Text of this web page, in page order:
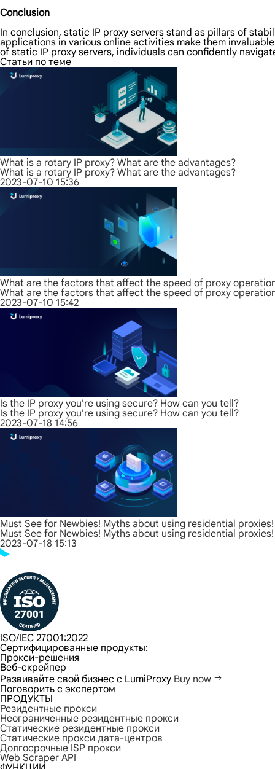
Conclusion
In conclusion, static IP proxy servers stand as pillars of
applications in various online activities make them
of static IP proxy servers, individuals can confidently
Статьи по теме
What is a rotary IP proxy? What are the advantages?
What is a rotary IP proxy? What are the advantages?
2023-07-10 15:36
What are the factors that affect the speed of proxy
What are the factors that affect the speed of proxy
2023-07-10 15:42
Is the IP proxy you're using secure? How can you tell?
Is the IP proxy you're using secure? How can you tell?
2023-07-18 14:56
Must See for Newbies! Myths about using residential proxies!
Must See for Newbies! Myths about using residential proxies!
2023-07-18 15:13
ISO/IEC 27001:2022
Сертифицированные продукты:
Прокси-решения
Веб-скрейпер
Развивайте свой бизнес с LumiProxy Buy now
Поговорить с экспертом
ПРОДУКТЫ
Резидентные прокси
Неограниченные резидентные прокси
Статические резидентные прокси
Статические прокси дата-центров
Долгосрочные ISP прокси
Web Scraper API